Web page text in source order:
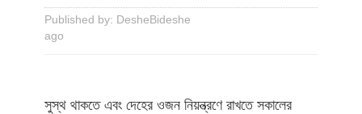
Published by: DesheBideshe
ago
সুস্থ থাকতে এবং দেহের ওজন নিয়ন্ত্রণে রাখতে সকালের